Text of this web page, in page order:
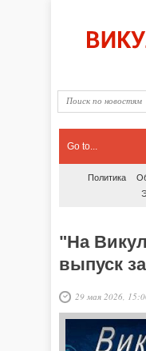
Go to...
Политика
"На
выпуск
29 мая 2026,